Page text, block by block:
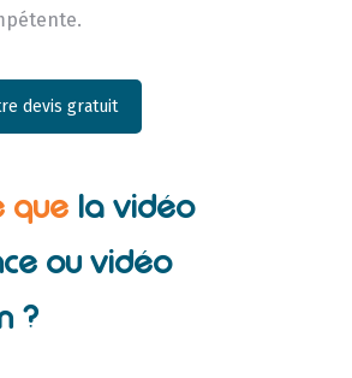
devis gratuit
que la vidéo
ou vidéo
?